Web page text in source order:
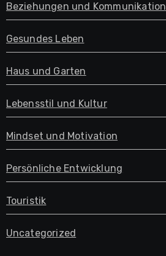
Beziehungen und Kommunikation
Gesundes Leben
Haus und Garten
Lebensstil und Kultur
Mindset und Motivation
Persönliche Entwicklung
Touristik
Uncategorized